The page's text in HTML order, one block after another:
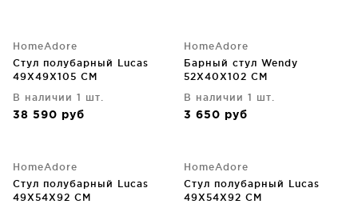
HomeAdore
Стул полубарный Lucas
49X49X105 CM
В наличии 1 шт.
38 590 руб
HomeAdore
Барный стул Wendy
52X40X102 CM
В наличии 1 шт.
3 650 руб
HomeAdore
Стул полубарный Lucas
49X54X92 CM
HomeAdore
Стул полубарный Lucas
49X54X92 CM